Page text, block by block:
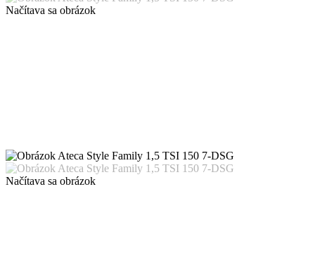
Načítava sa obrázok
Načítava sa obrázok